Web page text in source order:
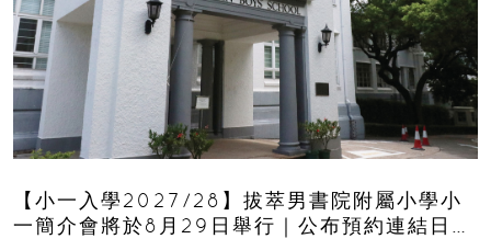
【小一入學2027/28】拔萃男書院附屬小學小
一簡介會將於8月29日舉行｜公布預約連結日期